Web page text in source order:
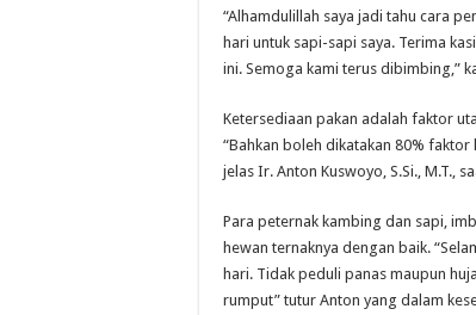
“Alhamdulillah saya jadi tahu cara
hari untuk sapi-sapi saya. Terima
ini. Semoga kami terus dibimbing,”
Ketersediaan pakan adalah faktor
“Bahkan boleh dikatakan 80%
jelas Ir. Anton Kuswoyo, S.Si., M.T.,
Para peternak kambing dan sapi,
hewan ternaknya dengan baik.
hari. Tidak peduli panas maupun
rumput” tutur Anton yang dalam